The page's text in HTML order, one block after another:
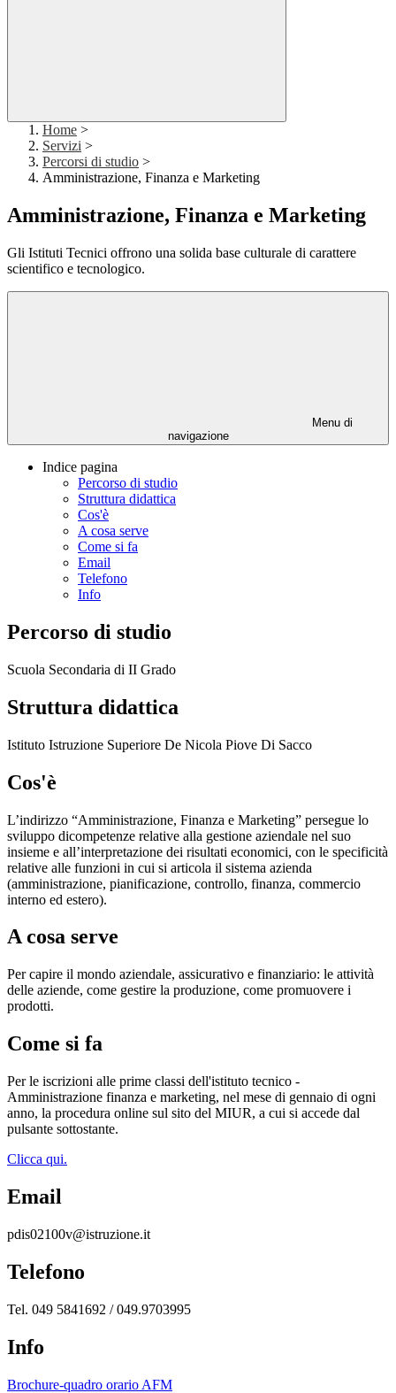
Home >
Servizi >
Percorsi di studio >
Amministrazione, Finanza e Marketing
Amministrazione, Finanza e Marketing
Gli Istituti Tecnici offrono una solida base culturale di carattere
scientifico e tecnologico.
Menu di
navigazione
Indice pagina
Percorso di studio
Struttura didattica
Cos'è
A cosa serve
Come si fa
Email
Telefono
Info
Percorso di studio
Scuola Secondaria di II Grado
Struttura didattica
Istituto Istruzione Superiore De Nicola Piove Di Sacco
Cos'è
L’indirizzo “Amministrazione, Finanza e Marketing” persegue lo
sviluppo dicompetenze relative alla gestione aziendale nel suo
insieme e all’interpretazione dei risultati economici, con le specificità
relative alle funzioni in cui si articola il sistema azienda
(amministrazione, pianificazione, controllo, finanza, commercio
interno ed estero).
A cosa serve
Per capire il mondo aziendale, assicurativo e finanziario: le attività
delle aziende, come gestire la produzione, come promuovere i
prodotti.
Come si fa
Per le iscrizioni alle prime classi dell'istituto tecnico -
Amministrazione finanza e marketing, nel mese di gennaio di ogni
anno, la procedura online sul sito del MIUR, a cui si accede dal
pulsante sottostante.
Clicca qui.
Email
pdis02100v@istruzione.it
Telefono
Tel. 049 5841692 / 049.9703995
Info
Brochure-quadro orario AFM